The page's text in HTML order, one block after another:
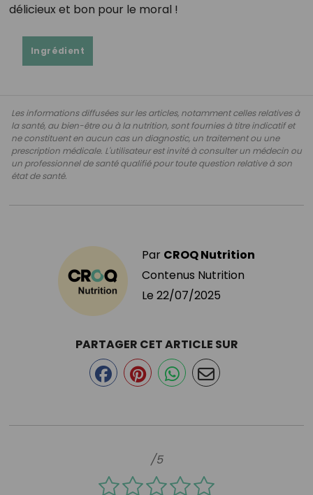
délicieux et bon pour le moral !
Ingrédient
Les informations diffusées sur les articles, notamment celles relatives à
la santé, au bien-être ou à la nutrition, sont fournies à titre indicatif et
ne constituent en aucun cas un diagnostic, un traitement ou une
prescription médicale. L'utilisateur est invité à consulter un médecin ou
un professionnel de santé qualifié pour toute question relative à son
état de santé.
Par CROQ Nutrition
Contenus Nutrition
Le 22/07/2025
/5
PARTAGER CET ARTICLE SUR